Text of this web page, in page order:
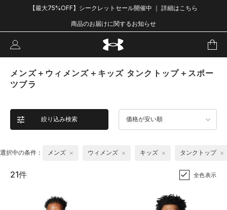
【最大75%OFF】シークレットセール開催中 ｜ 詳細はこちら
商品のお届けに関するお知らせ
メンズ＋ウィメンズ＋キッズ タンクトップ＋スポー
ツブラ
絞り込み検索 価格が安い順
選択中の条件： メンズ ウィメンズ キッズ タンクトップ
21件 全色表示